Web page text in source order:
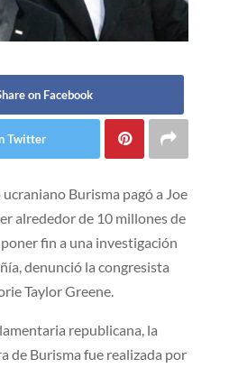
on Facebook
Twitter
ucraniano Burisma pagó a Joe
alrededor de 10 millones de
fin a una investigación
denunció la congresista
Taylor Greene.
republicana, la
de Burisma fue realizada por